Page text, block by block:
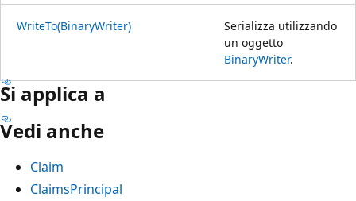
WriteTo(BinaryWriter)
Serializza utilizzando
un oggetto
BinaryWriter.
Si applica a
Vedi anche
Claim
ClaimsPrincipal